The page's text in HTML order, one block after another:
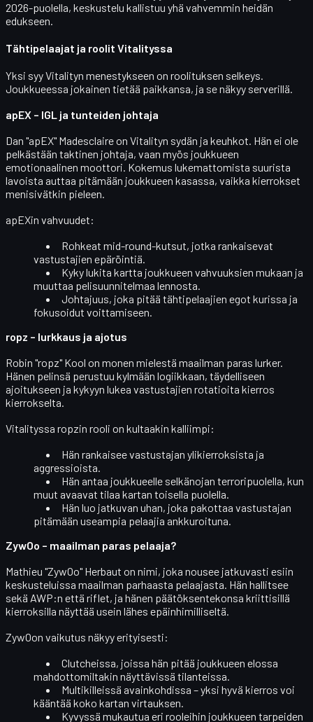
2026-puolella, keskustelu kallistuu yhä vahvemmin heidän
edukseen.
Tähtipelaajat ja roolit Vitalityssa
Yksi syy Vitalityn menestykseen on roolituksen selkeys.
Joukkueessa jokainen tietää paikkansa, ja se näkyy serverillä.
apEX – IGL ja tunteiden johtaja
Dan "apEX" Madesclaireon Vitalityn sydän ja keuhkot. Hän ei ole
pelkästään taktinen johtaja, vaan myös joukkueen
emotionaalinen moottori. Kokemus lukemattomista suurista
lavoista auttaa pitämään joukkueen kasassa, vaikka kierrokset
menisivätkin pieleen.
apEXin vahvuudet:
Rohkeat mid-round-kutsut, jotka rankaisevat
vastustajien epäröintiä.
Kykylukita kartta joukkueen vahvuuksien mukaan ja
muuttaa pelisuunnitelmaa lennosta.
Johtajuus, joka pitää tähtipelaajien egot kurissa ja
fokusoidut voittamiseen.
ropz – lurkkaus ja ajotus
Robin "ropz" Kool on monen mielestä maailman paras lurker.
Hänen pelinsä perustuu kylmään logiikkaan, täydelliseen
ajoitukseen ja kykyyn lukea vastustajien rotatioita kierros
kierrokselta.
Vitalityssa ropzin rooli on kultaakin kalliimpi:
Hän rankaisee vastustajan ylikierroksista ja
aggressioista.
Hän antaa joukkueelle selkänojan terroripuolella, kun
muut avaavat tilaa kartan toisella puolella.
Hän luo jatkuvan uhan, joka pakottaa vastustajan
pitämään useampia pelaajia ankkuroituna.
ZywOo – maailman paras pelaaja?
Mathieu "ZywOo" Herbaut on nimi, joka nousee jatkuvasti esiin
keskusteluissa maailman parhaasta pelaajasta. Hän hallitsee
sekä AWP:n että riflet, ja hänen päätöksentekonsa kriittisillä
kierroksilla näyttää usein lähes epäinhimilliseltä.
ZywOon vaikutus näkyy erityisesti:
Clutcheissa, joissa hän pitää joukkueen elossa
mahdottomiltakin näyttävissä tilanteissa.
Multikilleissä avainkohdissa – yksi hyvä kierros voi
kääntää koko kartan virtauksen.
Kyvyssä mukautua eri rooleihin joukkueen tarpeiden